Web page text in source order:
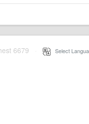
6679 Select